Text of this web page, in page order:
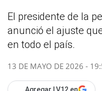
El presidente de la
anunció el ajuste
en todo el país.
13 DE MAYO DE 2026 -
Agregar LV12 en